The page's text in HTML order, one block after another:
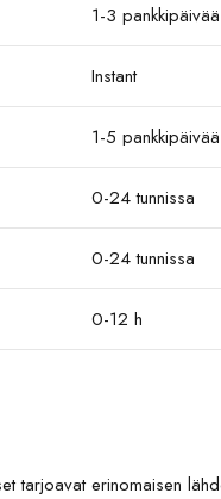
1-3 pankkipäivää
Instant
1-5 pankkipäivää
0-24 tunnissa
0-24 tunnissa
0-12 h
tarjoavat erinomaisen